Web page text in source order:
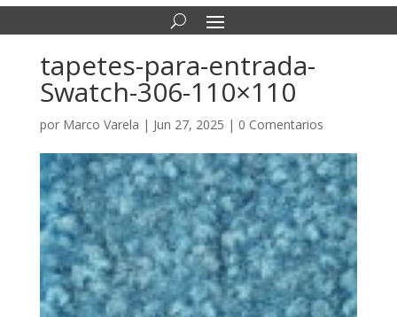
tapetes-para-entrada-
Swatch-306-110×110
por Marco Varela | Jun 27, 2025 | 0 Comentarios